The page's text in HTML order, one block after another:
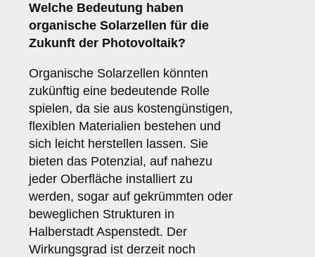
Welche Bedeutung haben
organische Solarzellen für die
Zukunft der Photovoltaik?
Organische Solarzellen könnten
zukünftig eine bedeutende Rolle
spielen, da sie aus kostengünstigen,
flexiblen Materialien bestehen und
sich leicht herstellen lassen. Sie
bieten das Potenzial, auf nahezu
jeder Oberfläche installiert zu
werden, sogar auf gekrümmten oder
beweglichen Strukturen in
Halberstadt Aspenstedt. Der
Wirkungsgrad ist derzeit noch